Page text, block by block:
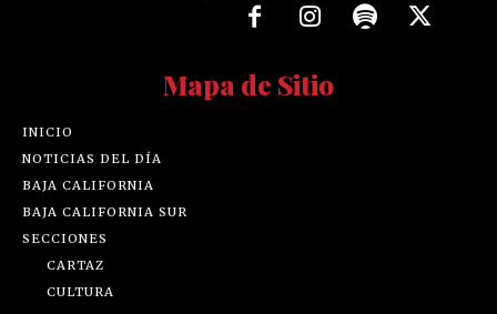
Mapa de Sitio
INICIO
NOTICIAS DEL DÍA
BAJA CALIFORNIA
BAJA CALIFORNIA SUR
SECCIONES
CARTAZ
CULTURA